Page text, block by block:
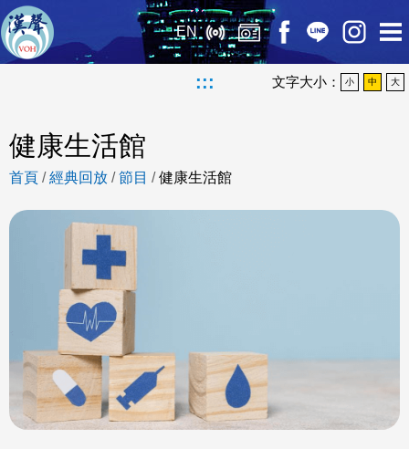
EN
::: 文字大小： 小 中 大
健康生活館
首頁 /經典回放 /節目 /健康生活館